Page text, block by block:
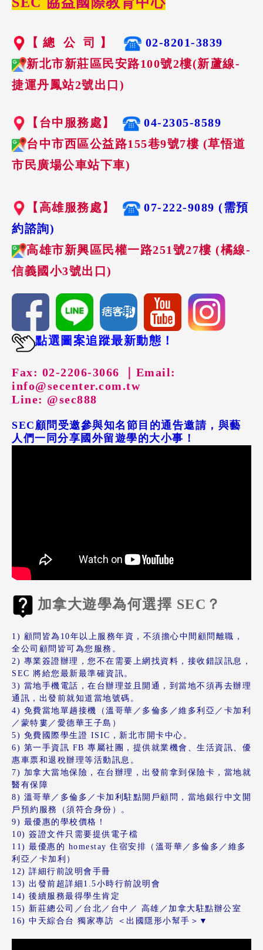
【 總 公 司 】
02-8201-3839
新北市新莊區民安路100號2樓(新蘆線-
捷運丹鳳站2號出口)
【台中服務處】
04-2305-8589
台中市西區公益路155巷9號7樓 (草悟道
市民廣場公車站下車)
【高雄服務處】
07-222-9089 (需預
約諮詢)
高雄市新興區民權一路251號27樓 (橘線-
信義國小3號出口)
點選圖案追蹤最新動態！
Fax: 02-2206-3066 ｜ Email:
info@secenter.com.tw
Line: @sec888
SEC顧問受邀參與知名節目的通告邀請，與藝
人們一同分享國外留遊學的大小事！
加拿大遊學為何選擇 SEC？
1) 顧問皆為10年以上服務年資，不須擔心中間顧問離職，
全公司顧問皆可為您服務。
2) 專業簽證辦理，您不在需要上網找資料，接收錯誤訊息，
SEC 將給您最新最準確資訊。
3) 當地手機電話，在台辦理並且開通，到當地不須再去辦理
通訊，出發前就知道當地號碼。
4) 免費當地單趟接機（溫哥華／多倫多／維多利亞／卡加利
／蒙特婁／愛德華王子島）
5) 免費國際學生證 ISIC， 新北市開卡中心。
6) 第一手資訊 FB 專屬社團，提供就業機會、生活資訊、優
惠車票和退稅辦理等活動訊息。
7) 加拿大當地保險，在台辦理，出發前拿到保險卡，當地就
醫有保障
8) 溫哥華／多倫多／卡加利駐點開戶顧問， 當地銀行中文開
戶預約服務（須符合身份）。
9) 最優惠的學校價格！
10) 簽證文件只需要提供 電子檔
11) 最優惠的 homestay 住宿安排（溫哥華／多倫多／維多
利亞／卡加利）
12) 詳細行前說明會手冊
13) 出發前超詳細1.5小時行前說明會
14) 後續服務最得學生肯定
15) 新莊總公司 ／ 台北 ／ 台中 ／ 高雄 ／ 加拿大駐點辦公室
16) 中天綜合台 獨家專訪 ＜ 出國隱形小幫手 ＞ ▼